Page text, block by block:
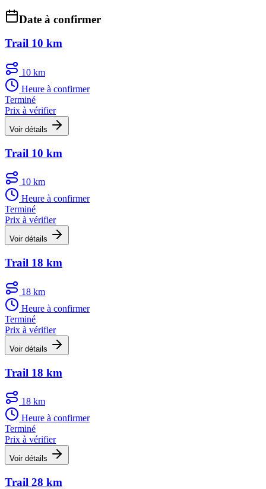
Date à confirmer
Trail 10 km
10 km
Heure à confirmer
Terminé
Prix à vérifier
Voir détails
Trail 10 km
10 km
Heure à confirmer
Terminé
Prix à vérifier
Voir détails
Trail 18 km
18 km
Heure à confirmer
Terminé
Prix à vérifier
Voir détails
Trail 18 km
18 km
Heure à confirmer
Terminé
Prix à vérifier
Voir détails
Trail 28 km